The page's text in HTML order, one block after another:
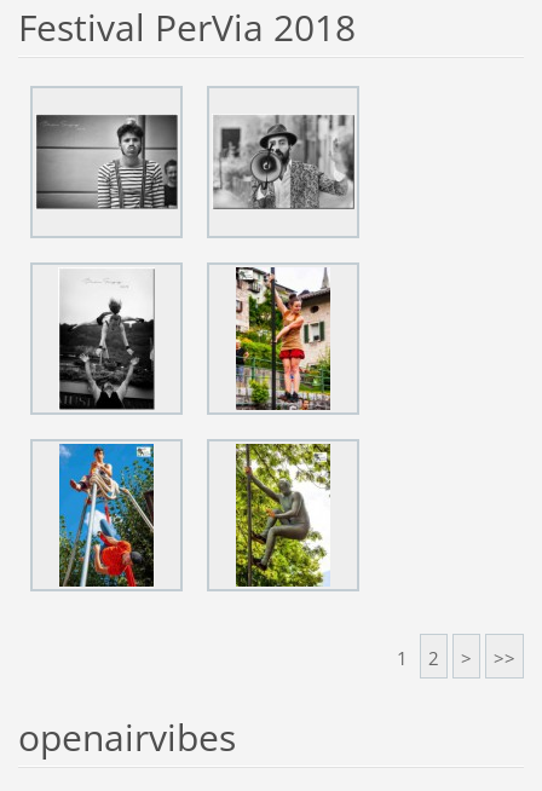
Festival PerVia 2018
1 2 > >>
openairvibes